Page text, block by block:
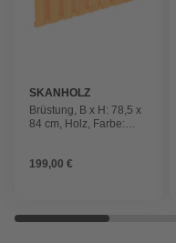
SKANHOLZ
Brüstung, B x H: 78,5 x
84 cm, Holz, Farbe:
199,00 €